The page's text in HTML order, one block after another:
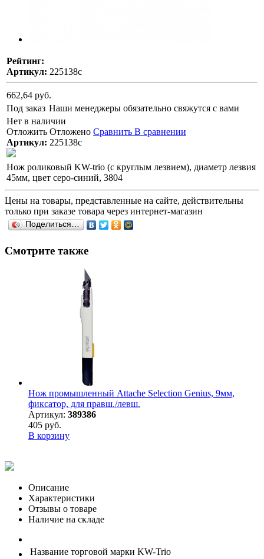
Рейтинг:
Артикул: 225138с
662,64 руб.
Под заказ Наши менеджеры обязательно свяжутся с вами
Нет в наличии
Отложить Отложено Сравнить В сравнении
Артикул: 225138с
Нож роликовый KW-trio (с круглым лезвием), диаметр лезвия
45мм, цвет серо-синий, 3804
Цены на товары, представленные на сайте, действительны
только при заказе товара через интернет-магазин
Поделиться…
Смотрите также
Нож промышленный Attache Selection Genius, 9мм,
фиксатор, для правш./левш.
Артикул: 389386
405 руб.
В корзину
Описание
Характеристики
Отзывы о товаре
Наличие на складе
Название торговой марки KW-Trio